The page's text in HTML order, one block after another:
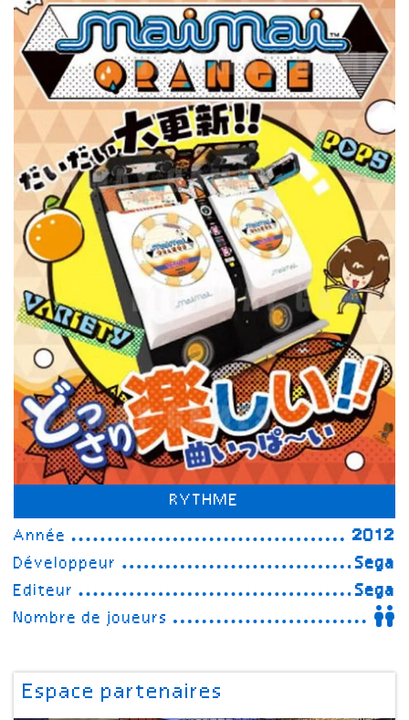
RYTHME
Année
2012
Développeur
Sega
Editeur
Sega
Nombre de joueurs
Espace partenaires